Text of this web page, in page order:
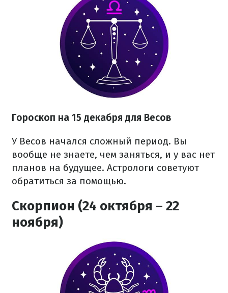
Гороскоп на 15 декабря для Весов
У Весов начался сложный период. Вы
вообще не знаете, чем заняться, и у вас нет
планов на будущее. Астрологи советуют
обратиться за помощью.
Скорпион (24 октября – 22
ноября)